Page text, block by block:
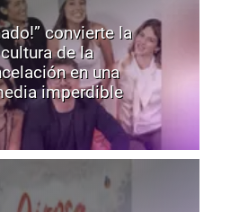
convierte la
cultura de la
en una
imperdible